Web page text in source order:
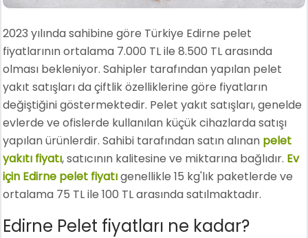
2023 yılında sahibine göre Türkiye Edirne pelet
fiyatlarının ortalama 7.000 TL ile 8.500 TL arasında
olması bekleniyor. Sahipler tarafından yapılan pelet
yakıt satışları da çiftlik özelliklerine göre fiyatların
değiştiğini göstermektedir. Pelet yakıt satışları, genelde
evlerde ve ofislerde kullanılan küçük cihazlarda satışı
yapılan ürünlerdir. Sahibi tarafından satın alınan pelet
yakıtı fiyatı, satıcının kalitesine ve miktarına bağlıdır. Ev
için Edirne pelet fiyatıgenellikle 15 kg'lık paketlerde ve
ortalama 75 TL ile 100 TL arasında satılmaktadır.
Edirne Pelet fiyatları ne kadar?